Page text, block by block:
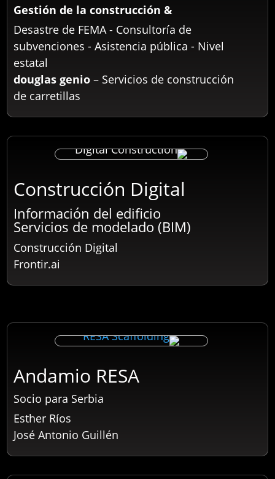
& Gestión de la construcción
Desastre de FEMA - Consultoría de
subvenciones - Asistencia pública - Nivel
estatal
douglas genio – Servicios de construcción
de carretillas
Construcción Digital
Información del edificio
Servicios de modelado (BIM)
Construcción Digital
Frontir.ai
Andamio RESA
Socio para Serbia
Esther Ríos
José Antonio Guillén